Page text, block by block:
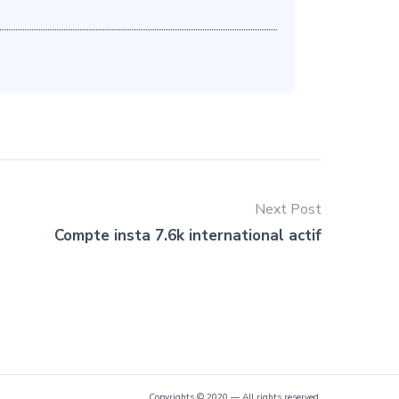
Next Post
Compte insta 7.6k international actif